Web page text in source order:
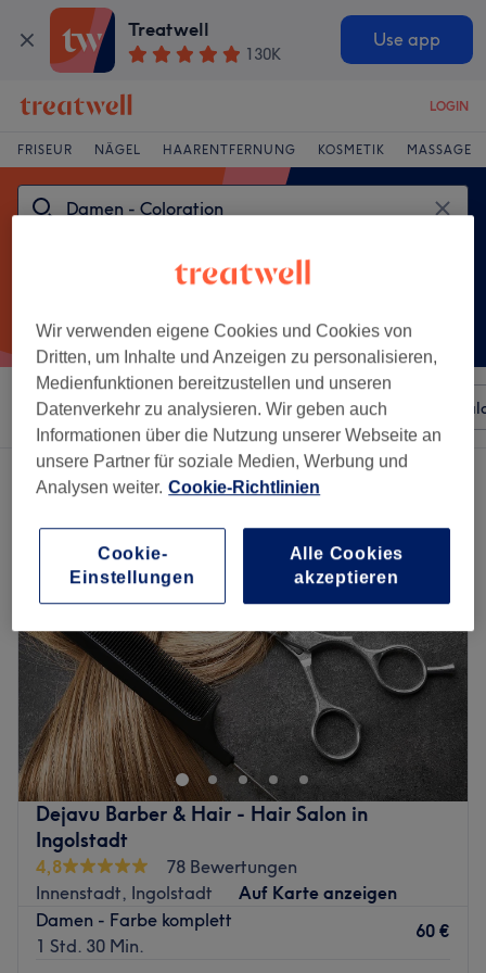
Treatwell
130K
Use app
LOGIN
FRISEUR NÄGEL HAARENTFERNUNG KOSMETIK MASSAGE
Sortieren nach Beliebiger Preis Besonderheiten
damen - coloration in Nordost, Ingolstadt
Dejavu Barber & Hair - Hair Salon in
Ingolstadt
4,8
78 Bewertungen
Innenstadt, Ingolstadt
Auf Karte anzeigen
Damen - Farbe komplett
1 Std. 30 Min.
60 €
Wir verwenden eigene Cookies und Cookies von
Dritten, um Inhalte und Anzeigen zu personalisieren,
Medienfunktionen bereitzustellen und unseren
Datenverkehr zu analysieren. Wir geben auch
Informationen über die Nutzung unserer Webseite an
unsere Partner für soziale Medien, Werbung und
Analysen weiter. Cookie-Richtlinien
Cookie-
Einstellungen
Alle Cookies
akzeptieren